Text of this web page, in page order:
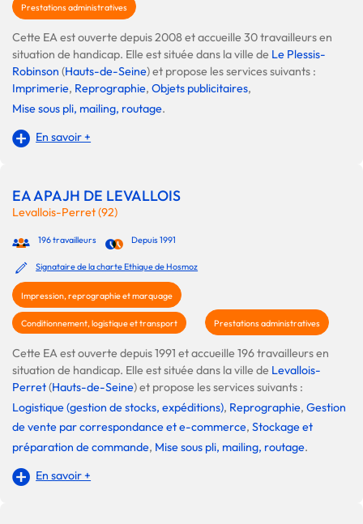
Prestations administratives
Cette EA est ouverte depuis 2008 et accueille 30 travailleurs en
situation de handicap. Elle est située dans la ville de Le Plessis-
Robinson (Hauts-de-Seine) et propose les services suivants :
Imprimerie, Reprographie, Objets publicitaires,
Mise sous pli, mailing, routage.
En savoir +
EA APAJH DE LEVALLOIS
Levallois-Perret (92)
196 travailleurs Depuis 1991
Signataire de la charte Ethique de Hosmoz
Impression, reprographie et marquage
Conditionnement, logistique et transport Prestations administratives
Cette EA est ouverte depuis 1991 et accueille 196 travailleurs en
situation de handicap. Elle est située dans la ville de Levallois-
Perret(Hauts-de-Seine) et propose les services suivants :
Logistique (gestion de stocks, expéditions), Reprographie, Gestion
de vente par correspondance et e-commerce, Stockage et
préparation de commande, Mise sous pli, mailing, routage.
En savoir +